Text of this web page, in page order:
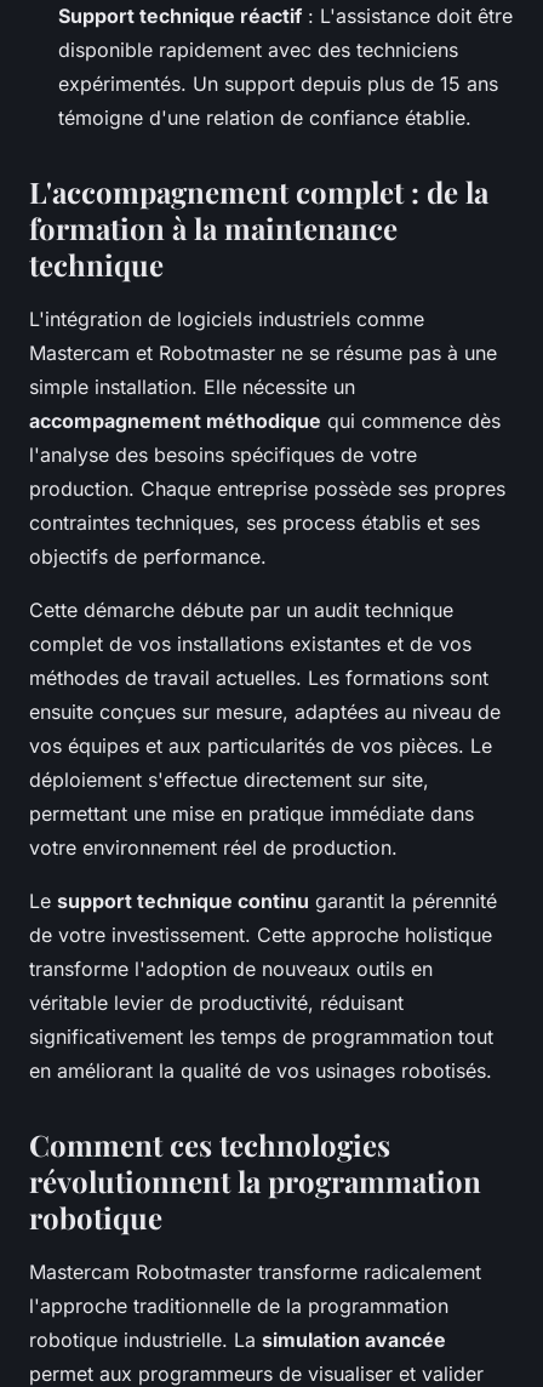
Support technique réactif : L'assistance doit être
disponible rapidement avec des techniciens
expérimentés. Un support depuis plus de 15 ans
témoigne d'une relation de confiance établie.
L'accompagnement complet : de la
formation à la maintenance
technique
L'intégration de logiciels industriels comme
Mastercam et Robotmaster ne se résume pas à une
simple installation. Elle nécessite un
accompagnement méthodique qui commence dès
l'analyse des besoins spécifiques de votre
production. Chaque entreprise possède ses propres
contraintes techniques, ses process établis et ses
objectifs de performance.
Cette démarche débute par un audit technique
complet de vos installations existantes et de vos
méthodes de travail actuelles. Les formations sont
ensuite conçues sur mesure, adaptées au niveau de
vos équipes et aux particularités de vos pièces. Le
déploiement s'effectue directement sur site,
permettant une mise en pratique immédiate dans
votre environnement réel de production.
Le support technique continu garantit la pérennité
de votre investissement. Cette approche holistique
transforme l'adoption de nouveaux outils en
véritable levier de productivité, réduisant
significativement les temps de programmation tout
en améliorant la qualité de vos usinages robotisés.
Comment ces technologies
révolutionnent la programmation
robotique
Mastercam Robotmaster transforme radicalement
l'approche traditionnelle de la programmation
robotique industrielle. La simulation avancée
permet aux programmeurs de visualiser et valider